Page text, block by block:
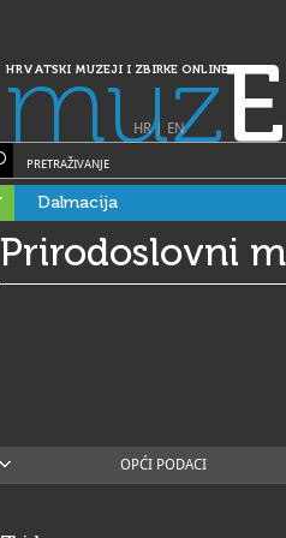
HRVATSKI MUZEJI I ZBIRKE ONLINE
muz
HR| EN
PRETRAŽIVANJE
Dalmacija
Prirodoslovni
OPĆI PODACI